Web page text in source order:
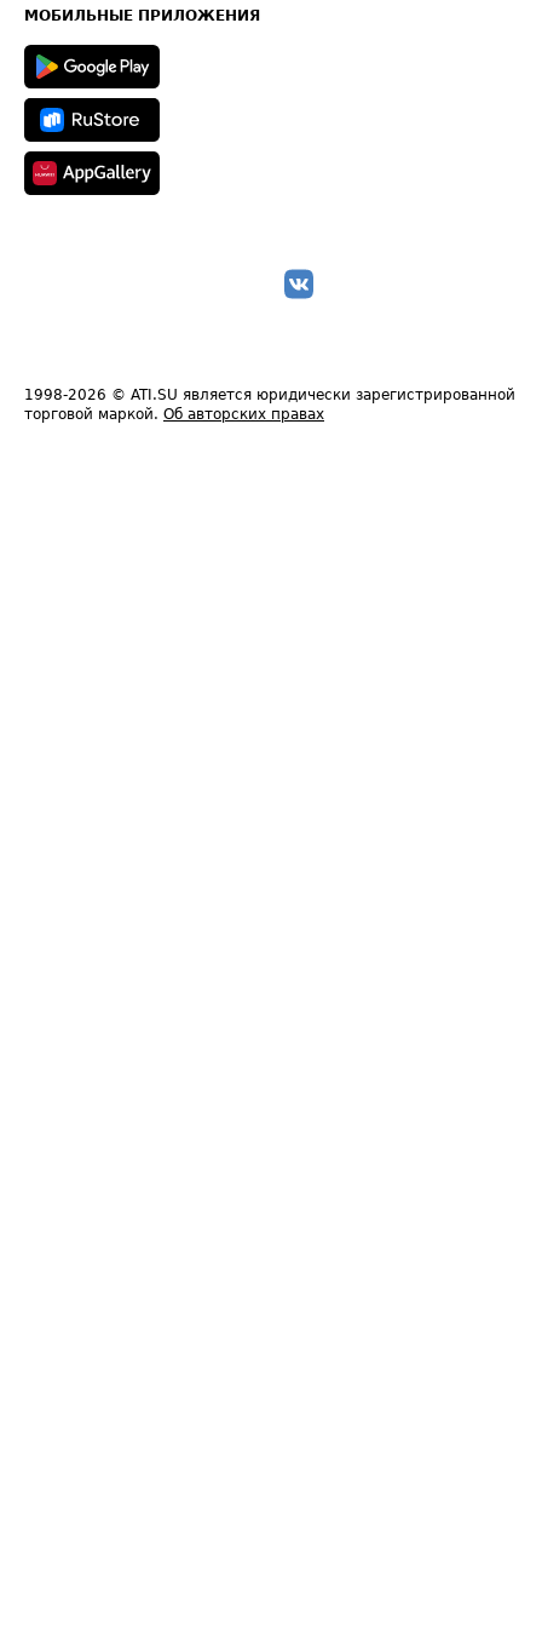
Техническая информация
МОБИЛЬНЫЕ ПРИЛОЖЕНИЯ
1998-2026 © ATI.SU является юридически зарегистрированной
торговой маркой. Об авторских правах